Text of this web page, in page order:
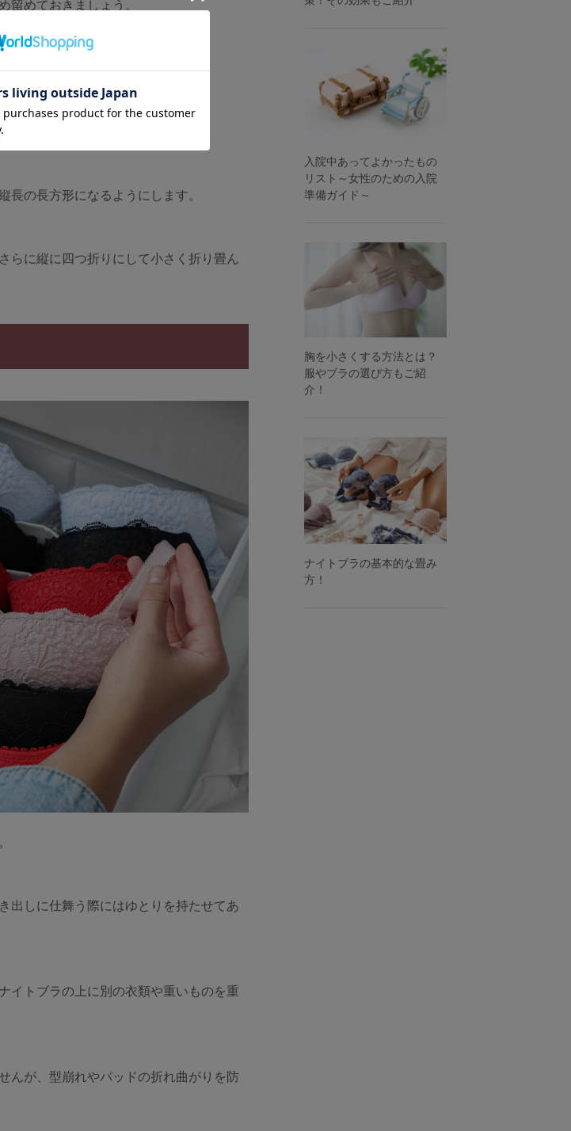
めておきましょう。
う。
の長方形になるようにします。
らに縦に四つ折りにして小さく折り畳ん
出しに仕舞う際にはゆとりを持たせてあ
イトブラの上に別の衣類や重いものを重
んが、型崩れやパッドの折れ曲がりを防
入院中あってよかったもの
リスト～女性のための入院
準備ガイド～
胸を小さくする方法とは？
服やブラの選び方もご紹
介！
ナイトブラの基本的な畳み
方！